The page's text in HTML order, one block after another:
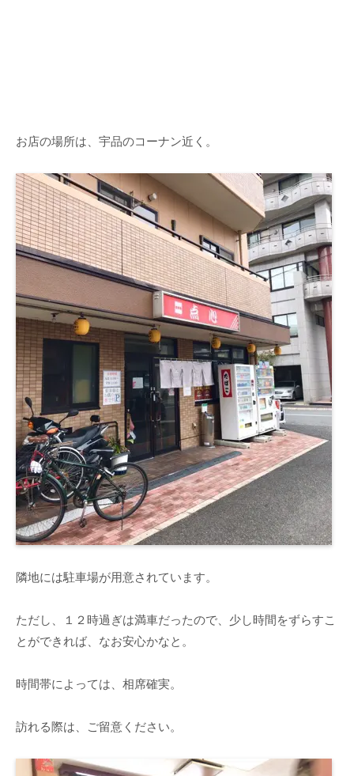
お店の場所は、宇品のコーナン近く。
隣地には駐車場が用意されています。
ただし、１２時過ぎは満車だったので、少し時間をずらすこ
とができれば、なお安心かなと。
時間帯によっては、相席確実。
訪れる際は、ご留意ください。